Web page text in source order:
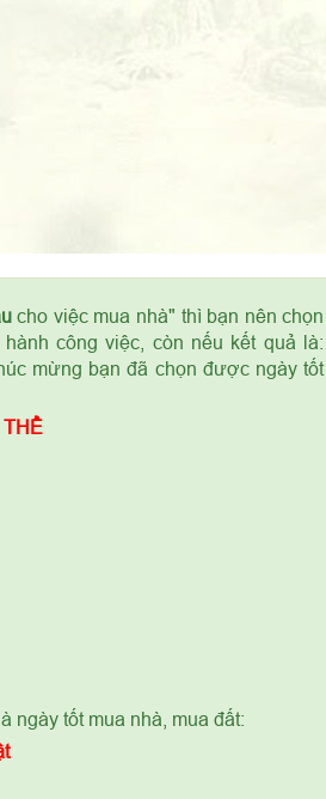
cho việc mua nhà" thì bạn nên chọn
công việc, còn nếu kết quả là:
mừng bạn đã chọn được ngày tốt
ngày tốt mua nhà, mua đất: